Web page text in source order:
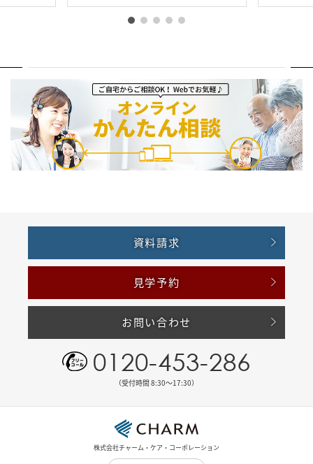
資料請求
見学予約
お問い合わせ
0120-453-286
（受付時間 8:30〜17:30）
株式会社チャーム・ケア・コーポレーション